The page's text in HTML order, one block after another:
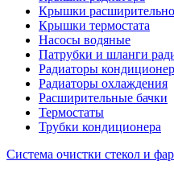
Крышки
Крышки термостата
Насосы водяные
Патрубки и шланги
Радиаторы
Радиаторы охлаждения
Расширительные бачки
Термостаты
Трубки кондиционера
Система очистки стекол и фар